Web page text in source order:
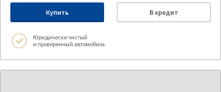
Купить В кредит
Юридически чистый
и проверенный автомобиль